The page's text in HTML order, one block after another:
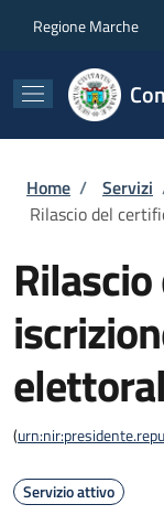
Regione Marche
Briciole
Home / Servizi
Rilascio del
(
Servizio attivo